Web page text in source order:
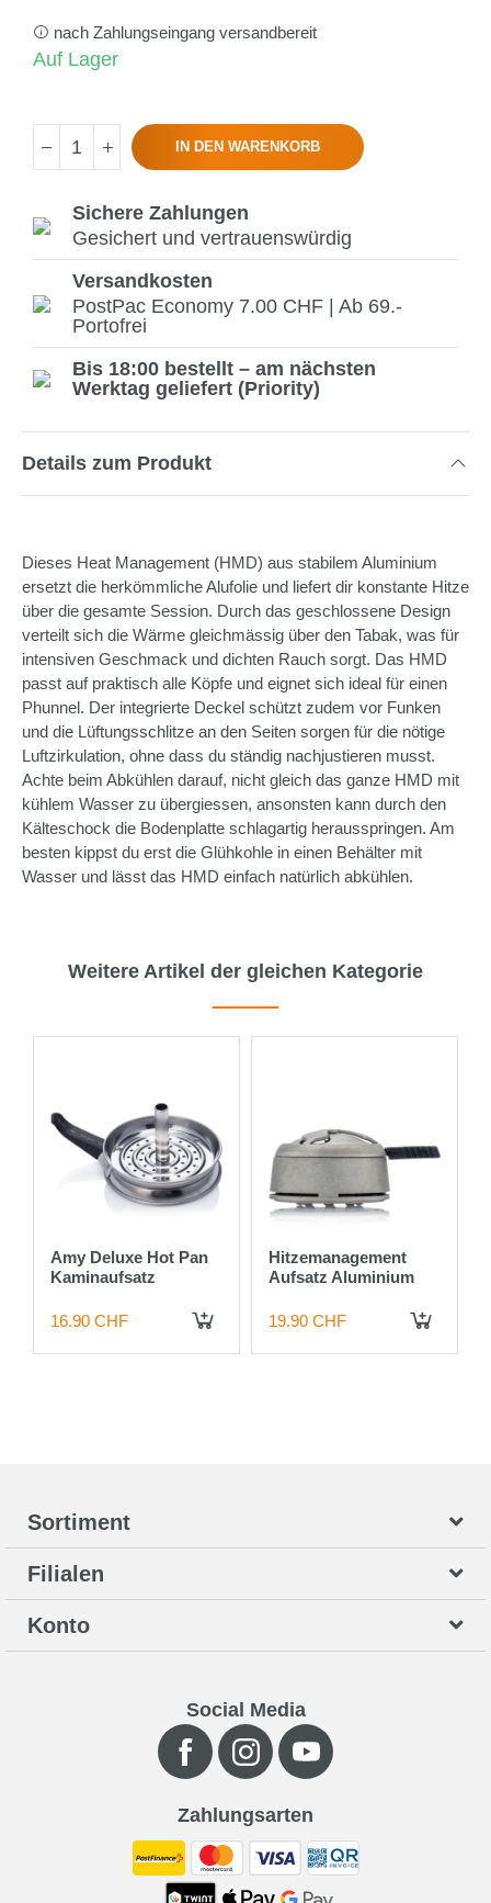
nach Zahlungseingang versandbereit
Auf Lager
IN DEN WARENKORB
Sichere Zahlungen
Gesichert und vertrauenswürdig
Versandkosten
PostPac Economy 7.00 CHF | Ab 69.-
Portofrei
Bis 18:00 bestellt – am nächsten
Werktag geliefert (Priority)
Details zum Produkt
Dieses Heat Management (HMD) aus stabilem Aluminium
ersetzt die herkömmliche Alufolie und liefert dir konstante Hitze
über die gesamte Session. Durch das geschlossene Design
verteilt sich die Wärme gleichmässig über den Tabak, was für
intensiven Geschmack und dichten Rauch sorgt. Das HMD
passt auf praktisch alle Köpfe und eignet sich ideal für einen
Phunnel. Der integrierte Deckel schützt zudem vor Funken
und die Lüftungsschlitze an den Seiten sorgen für die nötige
Luftzirkulation, ohne dass du ständig nachjustieren musst.
Achte beim Abkühlen darauf, nicht gleich das ganze HMD mit
kühlem Wasser zu übergiessen, ansonsten kann durch den
Kälteschock die Bodenplatte schlagartig herausspringen. Am
besten kippst du erst die Glühkohle in einen Behälter mit
Wasser und lässt das HMD einfach natürlich abkühlen.
Weitere Artikel der gleichen Kategorie
Amy Deluxe Hot Pan
Kaminaufsatz
16.90 CHF
Hitzemanagement
Aufsatz Aluminium
19.90 CHF
Sortiment
Filialen
Konto
Social Media
Zahlungsarten